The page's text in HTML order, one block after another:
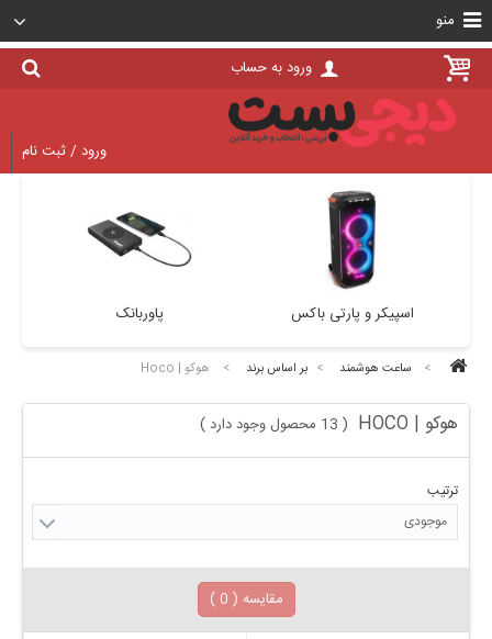
ورود به حساب
منو
ورود / ثبت نام
پاوربانک اسپیکر و پارتی باکس
> ساعت هوشمند > بر اساس برند > هوکو | Hoco
هوکو | HOCO ( 13 محصول وجود دارد )
ترتیب
موجودی
مقایسه ( 0
)